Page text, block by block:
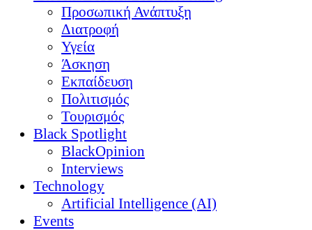
Προσωπική Ανάπτυξη
Διατροφή
Υγεία
Άσκηση
Εκπαίδευση
Πολιτισμός
Τουρισμός
Black Spotlight
BlackOpinion
Interviews
Technology
Artificial Intelligence (AI)
Events